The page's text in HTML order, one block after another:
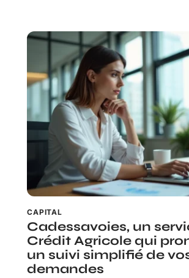
CAPITAL
Cadessavoies, un
Crédit Agricole qui
un suivi simplifié de
demandes